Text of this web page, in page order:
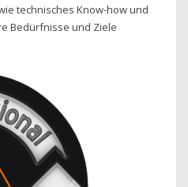
technisches Know-how und
Bedürfnisse und Ziele